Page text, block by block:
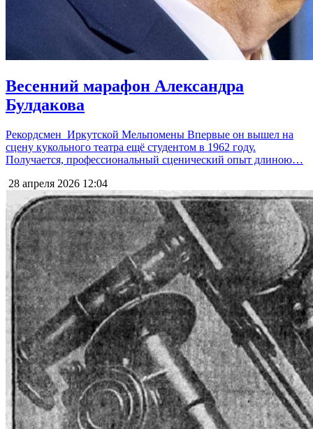
Весенний марафон Александра
Булдакова
Рекордсмен Иркутской Мельпомены Впервые он вышел на
сцену кукольного театра ещё студентом в 1962 году.
Получается, профессиональный сценический опыт длиною…
28 апреля 2026 12:04